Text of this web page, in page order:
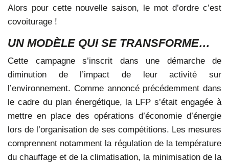
Alors pour cette nouvelle saison, le mot d’ordre c’est
covoiturage !
UN MODÈLE QUI SE TRANSFORME…
Cette campagne s’inscrit dans une démarche de
diminution de l’impact de leur activité sur
l’environnement. Comme annoncé précédemment dans
le cadre du plan énergétique, la LFP s’était engagée à
mettre en place des opérations d’économie d’énergie
lors de l’organisation de ses compétitions. Les mesures
comprennent notamment la régulation de la température
du chauffage et de la climatisation, la minimisation de la